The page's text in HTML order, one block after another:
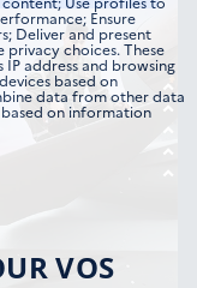
Ensure
Deliver and present
choices. These
address and browsing
based on
data from other data
on information
VOS